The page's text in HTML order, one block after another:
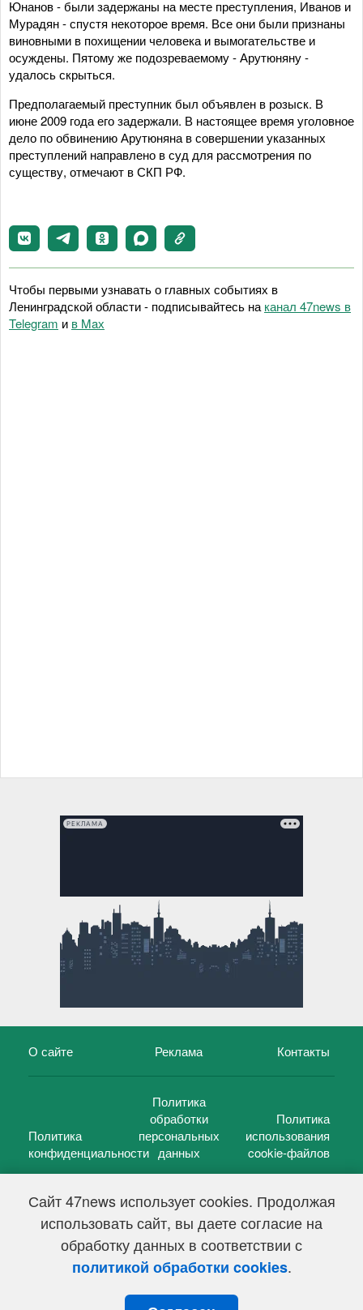
Сайт 47news использует cookies. Продолжая
использовать сайт, вы даете согласие на
обработку данных в соответствии с
политикой обработки cookies.
Юнанов - были задержаны на месте преступления, Иванов и
Мурадян - спустя некоторое время. Все они были признаны
виновными в похищении человека и вымогательстве и
осуждены. Пятому же подозреваемому - Арутюняну -
удалось скрыться.
Предполагаемый преступник был объявлен в розыск. В
июне 2009 года его задержали. В настоящее время уголовное
дело по обвинению Арутюняна в совершении указанных
преступлений направлено в суд для рассмотрения по
существу, отмечают в СКП РФ.
Чтобы первыми узнавать о главных событиях в
Ленинградской области - подписывайтесь на канал 47news в
Telegram и в Maх
РЕКЛАМА
О сайте Реклама Контакты
Политика
конфиденциальности
Политика
обработки
персональных
данных
Политика
использования
cookie-файлов
47 новостей (47 news)2005 — 2026 г.
Свидетельство о регистрации СМИ Эл № ФС 77-39848, выдано
Федеральной службой по надзору в сфере связи,
информационных технологий и массовых коммуникаций